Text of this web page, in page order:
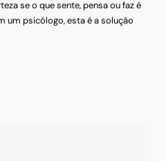
se o que sente, pensa ou faz é
um psicólogo, esta é a solução